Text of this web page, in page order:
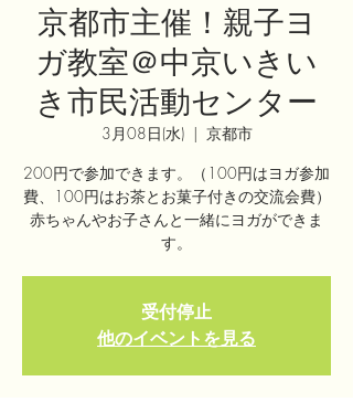
京都市主催！親子ヨ
ガ教室＠中京いきい
き市民活動センター
3月08日(水)
  |
京都市
200円で参加できます。（100円はヨガ参加
費、100円はお茶とお菓子付きの交流会費）
赤ちゃんやお子さんと一緒にヨガができま
す。
受付停止
他のイベントを見る